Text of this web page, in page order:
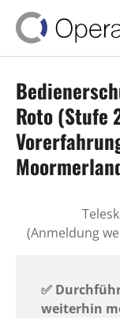
Roto (Stufe
(Anmeldung
✅
weiterhin